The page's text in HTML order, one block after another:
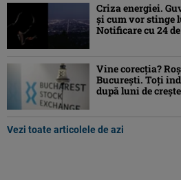
Criza energiei.
și cum vor stinge
Notificare cu 24
Vine corecția?
București. Toți
după luni de
Vezi toate articolele de azi